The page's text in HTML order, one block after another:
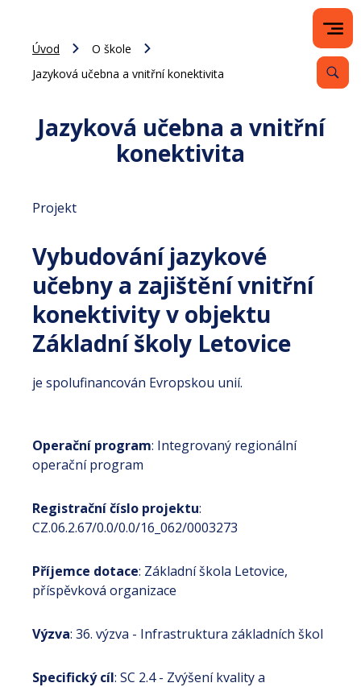
Úvod
O škole
Jazyková učebna a vnitřní konektivita
Jazyková učebna a vnitřní
konektivita
Projekt
Vybudování jazykové
učebny a zajištění vnitřní
konektivity v objektu
Základní školy Letovice
je spolufinancován Evropskou unií.
Operační program: Integrovaný regionální
operační program
Registrační číslo projektu:
CZ.06.2.67/0.0/0.0/16_062/0003273
Příjemce dotace: Základní škola Letovice,
příspěvková organizace
Výzva: 36. výzva - Infrastruktura základních škol
Specifický cíl: SC 2.4 - Zvýšení kvality a